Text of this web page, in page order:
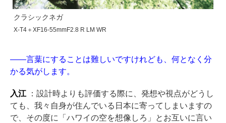
クラシックネガ
X-T4＋XF16-55mmF2.8 R LM WR
——言葉にすることは難しいですけれども、何となく分
かる気がします。
入江
：設計時よりも評価する際に、発想や視点がどうし
ても、我々自身が住んでいる日本に寄ってしまいますの
で、その度に「ハワイの空を想像しろ」とお互いに言い